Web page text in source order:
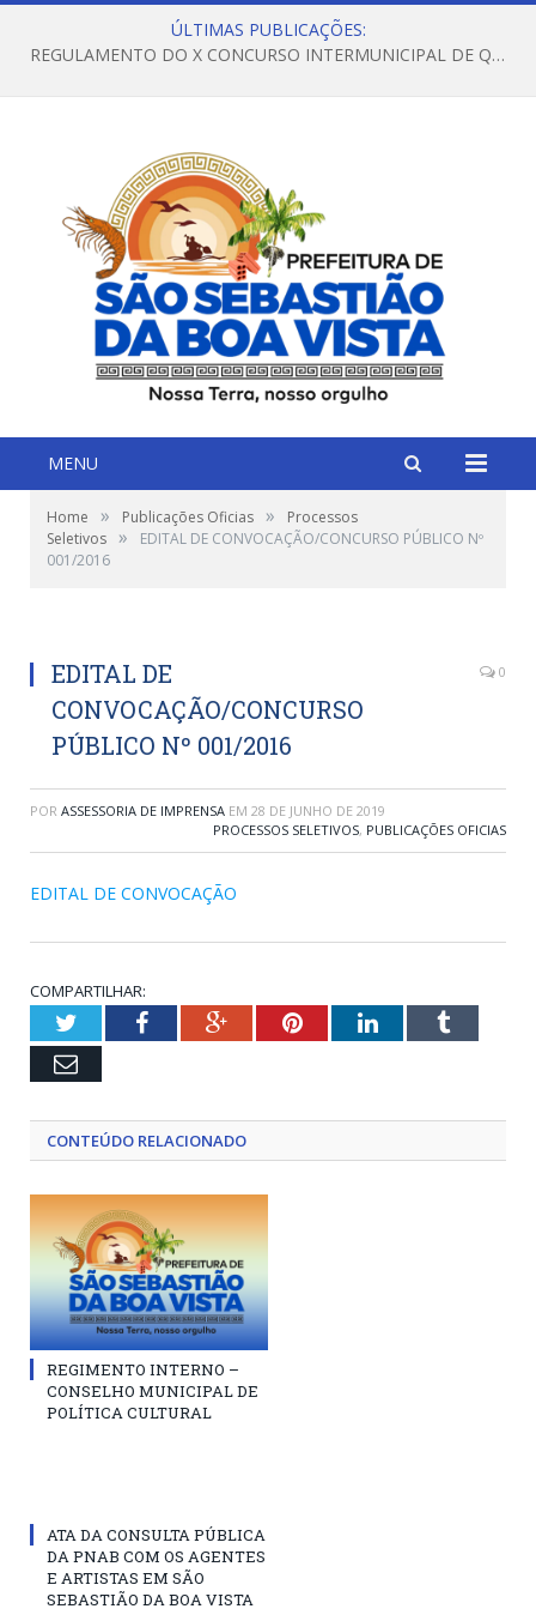
ÚLTIMAS PUBLICAÇÕES:
REGULAMENTO DO X CONCURSO INTERMUNICIPAL DE QUADRILHAS JUNINAS – 2026 – ARRAIÁ DA VENEZA
MENU
Home » Publicações Oficias »
Processos
Seletivos »
EDITAL DE CONVOCAÇÃO/CONCURSO PÚBLICO Nº
001/2016
EDITAL DE
CONVOCAÇÃO/CONCURSO
PÚBLICO Nº 001/2016
0
POR ASSESSORIA DE IMPRENSA EM 28 DE JUNHO DE 2019
PROCESSOS SELETIVOS, PUBLICAÇÕES OFICIAS
EDITAL DE CONVOCAÇÃO
COMPARTILHAR:
TwitterFacebookGoogle+PinterestLinkedInTumblr
Email
CONTEÚDO RELACIONADO
REGIMENTO INTERNO –
CONSELHO MUNICIPAL DE
POLÍTICA CULTURAL
ATA DA CONSULTA PÚBLICA
DA PNAB COM OS AGENTES
E ARTISTAS EM SÃO
SEBASTIÃO DA BOA VISTA